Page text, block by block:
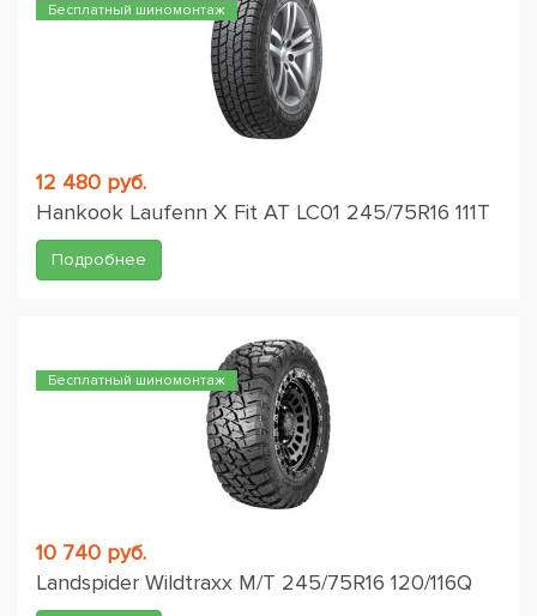
Бесплатный шиномонтаж
12 480 руб.
Hankook Laufenn X Fit AT LC01 245/75R16 111T
Подробнее
Бесплатный шиномонтаж
10 740 руб.
Landspider Wildtraxx M/T 245/75R16 120/116Q